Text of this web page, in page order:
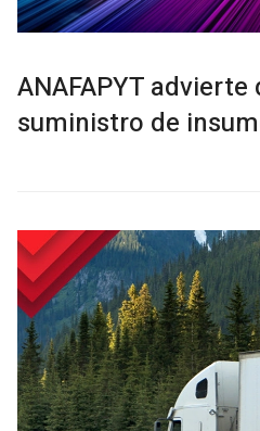
ANAFAPYT
suministro de